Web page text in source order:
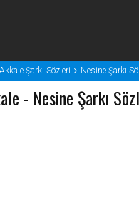
Şarkı Sözleri Nesine Şarkı
- Nesine Şarkı